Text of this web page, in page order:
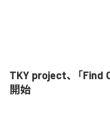
TKY project、「Find
開始